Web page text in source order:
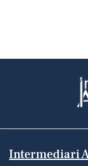
Intermediari